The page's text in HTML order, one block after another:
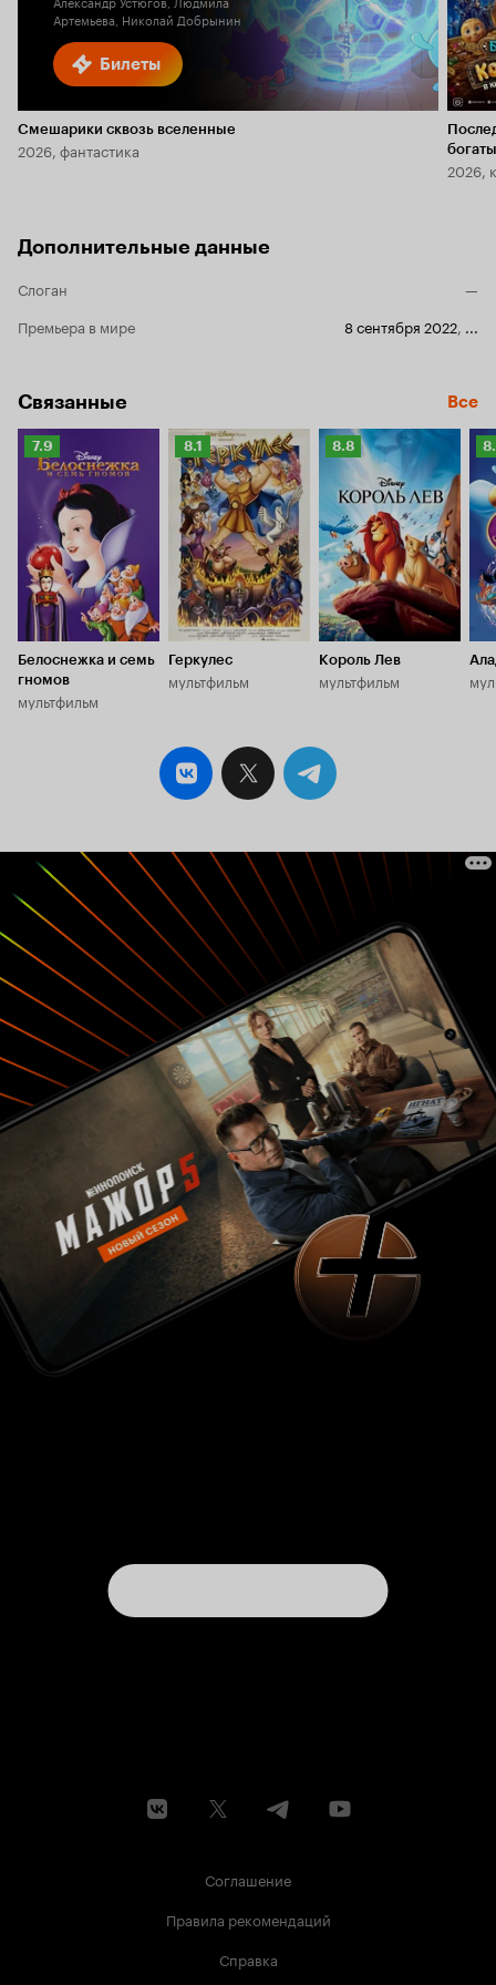
Билеты
Артемьева, Николай Добрынин
Смешарики сквозь вселенные
2026, фантастика
2026,
Дополнительные данные
Слоган
—
Премьера в мире
8 сентября 2022, ...
Связанные Все
Рейтинг
Кинопоиска
7.9
Белоснежка и семь
гномов
мультфильм
Рейтинг
Кинопоиска
8.1
8.1
Геркулес
мультфильм
Рейтинг
Кинопоиска
8.8
8.8
Король Лев
мультфильм
Соглашение
Правила рекомендаций
Справка